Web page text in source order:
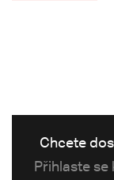
Chcete
Přihlaste se